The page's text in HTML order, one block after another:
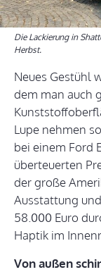
Die Lackierung in
Herbst.
Neues Gestühl
dem man auch
Lupe nehmen
bei einem Ford
überteuerten
der große
Ausstattung
58.000 Euro
Haptik im
Von außen